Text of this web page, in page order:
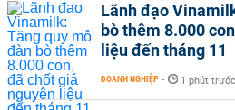
Lãnh đạo
bò thêm 8.000
liệu đến tháng 11
DOANH NGHIỆP - 1 phút trước